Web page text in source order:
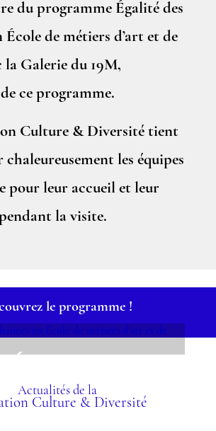
du programme Égalité des
École de métiers d’art et de
la Galerie du 19M,
ce programme.
Culture & Diversité tient
chaleureusement les équipes
pour leur accueil et leur
la visite.
le programme !
DES CHANCES
DE MÉTIERS
ET DE DESIGN
Actualités de la
Culture & Diversité